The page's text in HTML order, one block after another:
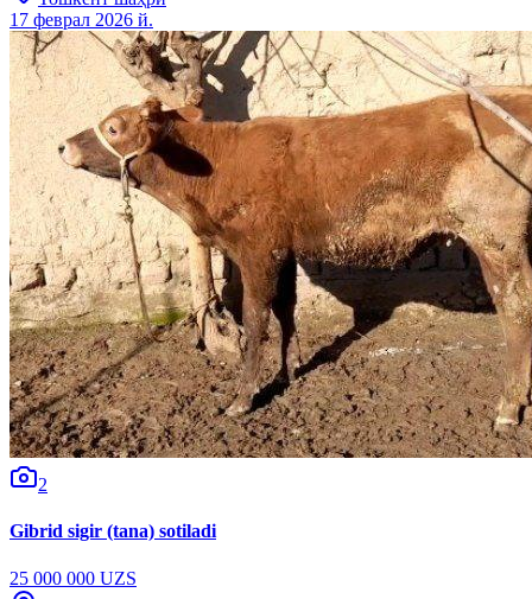
17 феврал 2026 й.
2
Gibrid sigir (tana) sotiladi
25 000 000 UZS